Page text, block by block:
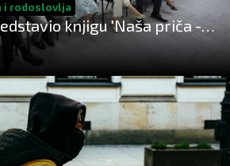
i rodoslovlja
knjigu 'Naša priča -
u Busovači'